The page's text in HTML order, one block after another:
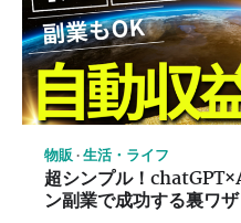
物販 生活・ライフ
超シンプル！
ン副業で成功する裏ワザ